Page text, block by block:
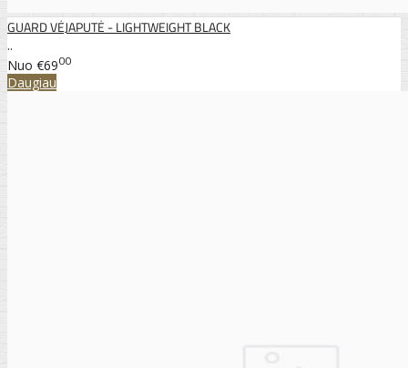
GUARD VĖJAPUTĖ - LIGHTWEIGHT BLACK
..
Nuo €6900
Daugiau